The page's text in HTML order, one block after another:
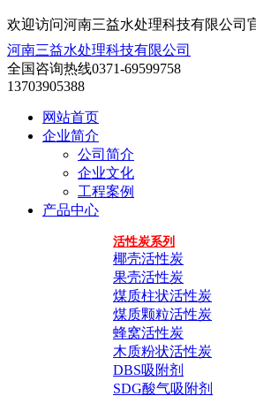
欢迎访问河南三益水处理科技有限公司
河南三益水处理科技有限公司
全国咨询热线0371-69599758
13703905388
网站首页
企业简介
公司简介
企业文化
工程案例
产品中心
活性炭系列
椰壳活性炭
果壳活性炭
煤质柱状活性炭
煤质颗粒活性炭
蜂窝活性炭
木质粉状活性炭
DBS吸附剂
SDG酸气吸附剂